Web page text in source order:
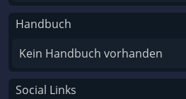
Handbuch
Kein Handbuch vorhanden
Social Links